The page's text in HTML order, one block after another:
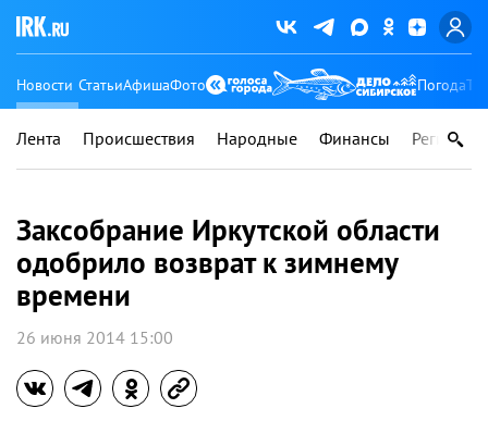
Новости СтатьиАфишаФото Погода
Лента Происшествия Народные Финансы Регионы
Заксобрание Иркутской области
одобрило возврат к зимнему
времени
26 июня 2014 15:00